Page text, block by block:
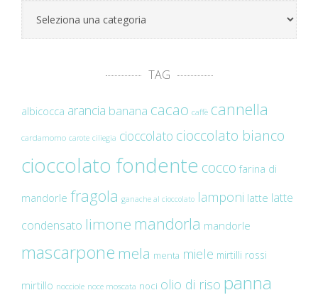
Categorie
TAG
albicocca arancia banana cacao caffè cannella
cardamomo carote ciliegia cioccolato cioccolato bianco
cioccolato fondente cocco farina di
mandorle fragola ganache al cioccolato lamponi latte latte
condensato limone mandorla mandorle
mascarpone mela menta miele mirtilli rossi
mirtillo nocciole noce moscata noci olio di riso panna